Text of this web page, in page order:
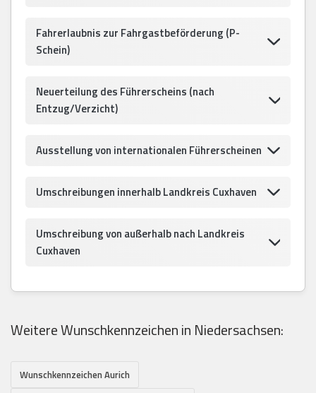
Fahrerlaubnis zur Fahrgastbeförderung (P-
Schein)
Neuerteilung des Führerscheins (nach
Entzug/Verzicht)
Ausstellung von internationalen Führerscheinen
Umschreibungen innerhalb Landkreis Cuxhaven
Umschreibung von außerhalb nach Landkreis
Cuxhaven
Weitere Wunschkennzeichen in Niedersachsen:
Wunschkennzeichen Aurich